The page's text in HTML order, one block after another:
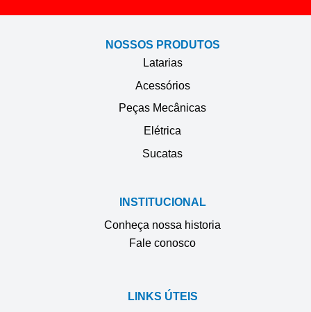
NOSSOS PRODUTOS
Latarias
Acessórios
Peças Mecânicas
Elétrica
Sucatas
INSTITUCIONAL
Conheça nossa historia
Fale conosco
LINKS ÚTEIS